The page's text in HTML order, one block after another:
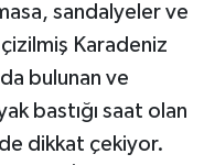
sandalyeler ve
çizilmiş Karadeniz
bulunan ve
bastığı saat olan
dikkat çekiyor.